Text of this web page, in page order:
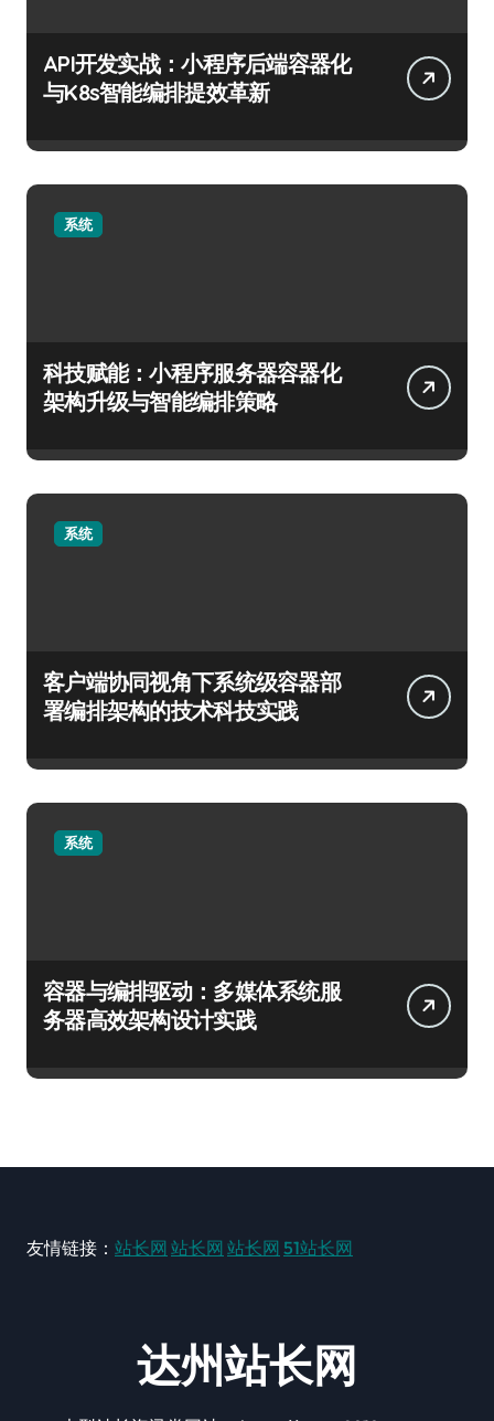
API开发实战：小程序后端容器化
与K8s智能编排提效革新
系统
科技赋能：小程序服务器容器化
架构升级与智能编排策略
系统
客户端协同视角下系统级容器部
署编排架构的技术科技实践
系统
容器与编排驱动：多媒体系统服
务器高效架构设计实践
友情链接： 站长网 站长网 站长网 51站长网
达州站长网